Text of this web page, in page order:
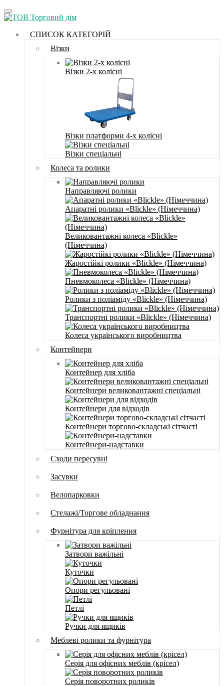
СПИСОК КАТЕГОРІЙ
Візки
Візки 2-х колісні
Візки платформи 4-х колісні
Візки спеціальні
Колеса та ролики
Направляючі ролики
Апаратні ролики «Blickle» (Німеччина)
Великовантажні колеса «Blickle»
(Німеччина)
Жаростійкі ролики «Blickle» (Німеччина)
Пневмоколеса «Blickle» (Німеччина)
Ролики з поліаміду «Blickle» (Німеччина)
Транспортні ролики «Blickle» (Німеччина)
Колеса українського виробництва
Контейнери
Контейнер для хліба
Контейнери великовантажні спеціальні
Контейнери для відходів
Контейнери торгово-складські сітчасті
Контейнери-надставки
Сходи пересувні
Засувки
Велопарковки
Стелажі/Торгове обладнання
Фурнітура для кріплення
Затвори важільні
Куточки
Опори регульовані
Петлі
Ручки для ящиків
Меблеві ролики та фурнітура
Серія для офісних меблів (крісел)
Серія поворотних роликів